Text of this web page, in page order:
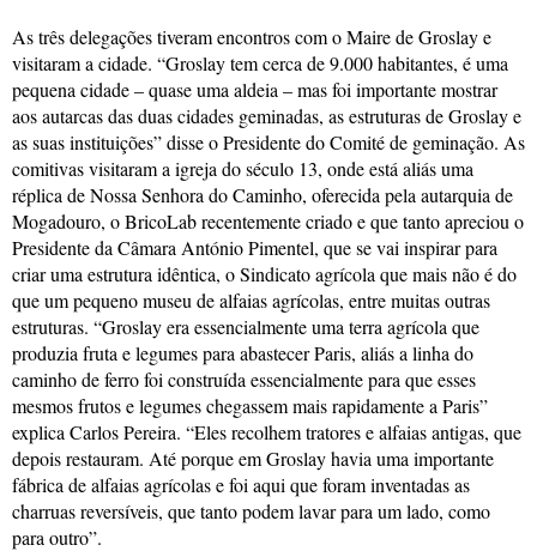
As três delegações tiveram encontros com o Maire de Groslay e
visitaram a cidade. “Groslay tem cerca de 9.000 habitantes, é uma
pequena cidade – quase uma aldeia – mas foi importante mostrar
aos autarcas das duas cidades geminadas, as estruturas de Groslay e
as suas instituições” disse o Presidente do Comité de geminação. As
comitivas visitaram a igreja do século 13, onde está aliás uma
réplica de Nossa Senhora do Caminho, oferecida pela autarquia de
Mogadouro, o BricoLab recentemente criado e que tanto apreciou o
Presidente da Câmara António Pimentel, que se vai inspirar para
criar uma estrutura idêntica, o Sindicato agrícola que mais não é do
que um pequeno museu de alfaias agrícolas, entre muitas outras
estruturas. “Groslay era essencialmente uma terra agrícola que
produzia fruta e legumes para abastecer Paris, aliás a linha do
caminho de ferro foi construída essencialmente para que esses
mesmos frutos e legumes chegassem mais rapidamente a Paris”
explica Carlos Pereira. “Eles recolhem tratores e alfaias antigas, que
depois restauram. Até porque em Groslay havia uma importante
fábrica de alfaias agrícolas e foi aqui que foram inventadas as
charruas reversíveis, que tanto podem lavar para um lado, como
para outro”.